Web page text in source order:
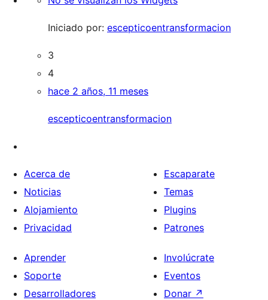
Iniciado por: escepticoentransformacion
3
4
hace 2 años, 11 meses
escepticoentransformacion
Acerca de
Noticias
Alojamiento
Privacidad
Escaparate
Temas
Plugins
Patrones
Aprender
Soporte
Desarrolladores
Involúcrate
Eventos
Donar ↗